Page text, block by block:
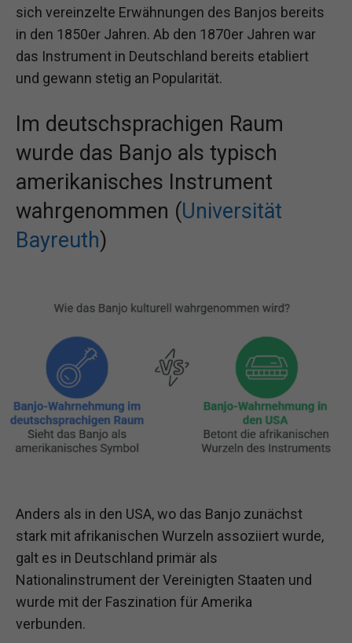
sich vereinzelte Erwähnungen des Banjos bereits
in den 1850er Jahren. Ab den 1870er Jahren war
das Instrument in Deutschland bereits etabliert
und gewann stetig an Popularität.
Im deutschsprachigen Raum
wurde das Banjo als typisch
amerikanisches Instrument
wahrgenommen (Universität
Bayreuth)
Anders als in den USA, wo das Banjo zunächst
stark mit afrikanischen Wurzeln assoziiert wurde,
galt es in Deutschland primär als
Nationalinstrument der Vereinigten Staaten und
wurde mit der Faszination für Amerika
verbunden.